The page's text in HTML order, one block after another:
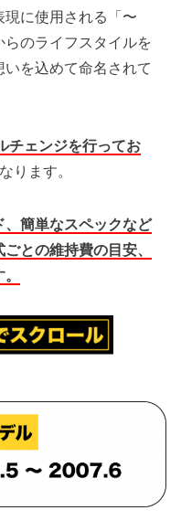
に使用される「〜
のライフスタイルを
を込めて命名されて
チェンジを行ってお
ります。
、簡単なスペックなど
との維持費の目安、